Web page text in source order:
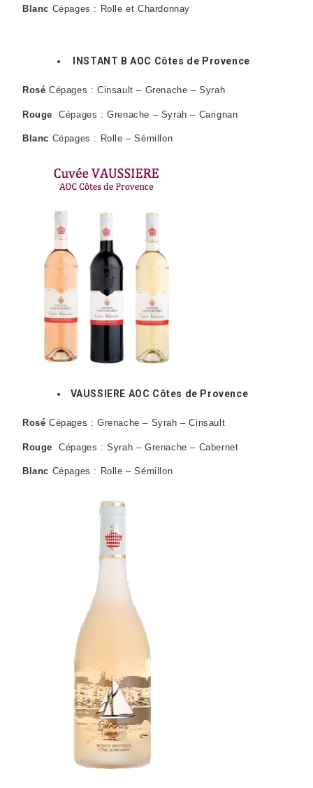
Blanc Cépages : Rolle et Chardonnay
INSTANT B AOC Côtes de Provence
Rosé Cépages : Cinsault – Grenache – Syrah
RougeCépages : Grenache – Syrah – Carignan
Blanc Cépages : Rolle – Sémillon
VAUSSIERE AOC Côtes de Provence
Rosé Cépages : Grenache – Syrah – Cinsault
RougeCépages : Syrah – Grenache – Cabernet
Blanc Cépages : Rolle – Sémillon